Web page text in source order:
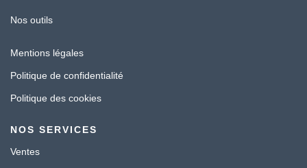
Nos outils
Mentions légales
Politique de confidentialité
Politique des cookies
NOS SERVICES
Ventes